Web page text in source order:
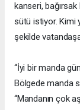
kanseri,
sütü istiyor. Kimi
şekilde
“İyi bir manda
Bölgede manda
“Mandanın çok